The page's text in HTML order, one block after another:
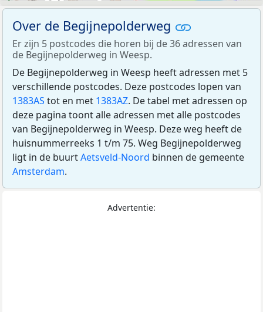
Over de Begijnepolderweg
Er zijn 5 postcodes die horen bij de 36 adressen van
de Begijnepolderweg in Weesp.
De Begijnepolderweg in Weesp heeft adressen met 5
verschillende postcodes. Deze postcodes lopen van
1383AS tot en met 1383AZ. De tabel met adressen op
deze pagina toont alle adressen met alle postcodes
van Begijnepolderweg in Weesp. Deze weg heeft de
huisnummerreeks 1 t/m 75. Weg Begijnepolderweg
ligt in de buurtAetsveld-Noord binnen de gemeente
Amsterdam.
Advertentie: